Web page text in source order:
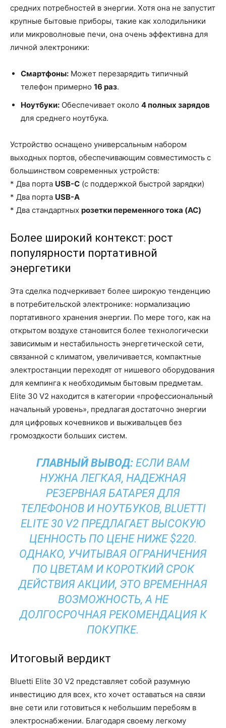
средних потребностей в энергии. Хотя она не запустит
крупные бытовые приборы, такие как холодильники
или микроволновые печи, она очень эффективна для
личной электроники:
Смартфоны: Может перезарядить типичный
телефон примерно 16 раз.
Ноутбуки: Обеспечивает около 4 полных зарядов
для среднего ноутбука.
Устройство оснащено универсальным набором
выходных портов, обеспечивающим совместимость с
большинством современных устройств:
* Два порта USB-C (с поддержкой быстрой зарядки)
* Два порта USB-A
* Два стандартных розетки переменного тока (AC)
Более широкий контекст: рост
популярности портативной
энергетики
Эта сделка подчеркивает более широкую тенденцию
в потребительской электронике: нормализацию
портативного хранения энергии. По мере того, как на
открытом воздухе становится более технологически
зависимым и нестабильность энергетической сети,
связанной с климатом, увеличивается, компактные
электростанции переходят от нишевого оборудования
для кемпинга к необходимым бытовым предметам.
Elite 30 V2 находится в категории «профессиональный
начальный уровень», предлагая достаточно энергии
для цифровых кочевников и выживальцев без
громоздкости больших систем.
ГЛАВНЫЙ ВЫВОД: ЕСЛИ ВАМ
НУЖНА ЛЕГКАЯ, НАДЕЖНАЯ
РЕЗЕРВНАЯ БАТАРЕЯ ДЛЯ
ТЕЛЕФОНОВ И НОУТБУКОВ, BLUETTI
ELITE 30 V2 ПРЕДЛАГАЕТ ВЫСОКУЮ
ЦЕННОСТЬ ПО ЦЕНЕ НИЖЕ $220.
ОДНАКО, УЧИТЫВАЯ ОГРАНИЧЕНИЯ
ПО ЦВЕТАМ И КОРОТКИЙ СРОК
ДЕЙСТВИЯ АКЦИИ, ЭТО ВРЕМЕННАЯ
ВОЗМОЖНОСТЬ, А НЕ
ДОЛГОСРОЧНАЯ РЕКОМЕНДАЦИЯ К
ПОКУПКЕ.
Итоговый вердикт
Bluetti Elite 30 V2 представляет собой разумную
инвестицию для всех, кто хочет оставаться на связи
вне сети или готовиться к небольшим перебоям в
электроснабжении. Благодаря своему легкому